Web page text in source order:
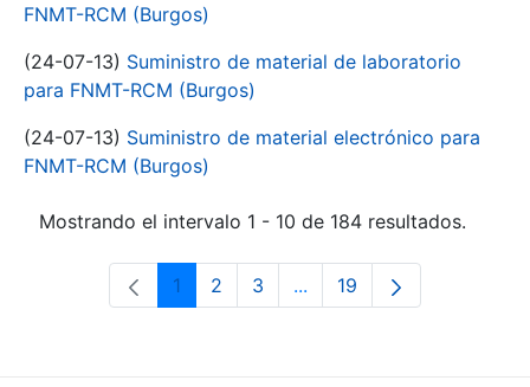
FNMT-RCM (Burgos)
(24-07-13) Suministro de material de laboratorio
para FNMT-RCM (Burgos)
(24-07-13) Suministro de material electrónico para
FNMT-RCM (Burgos)
Mostrando el intervalo 1 - 10 de 184 resultados.
Página
1 Página
2 Página
3 ...Páginas intermedias Use
Página
19